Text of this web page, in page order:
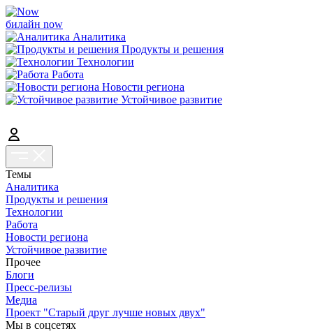
билайн now
Аналитика
Продукты и решения
Технологии
Работа
Новости региона
Устойчивое развитие
Темы
Аналитика
Продукты и решения
Технологии
Работа
Новости региона
Устойчивое развитие
Прочее
Блоги
Пресс-релизы
Медиа
Проект "Старый друг лучше новых двух"
Мы в соцсетях